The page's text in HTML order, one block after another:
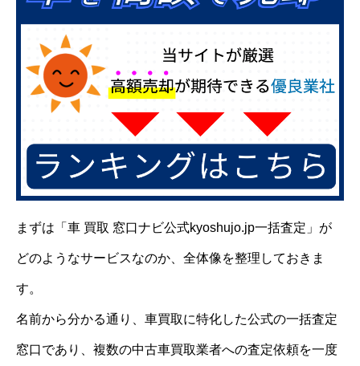
まずは「車 買取 窓口ナビ公式kyoshujo.jp一括査定」が
どのようなサービスなのか、全体像を整理しておきま
す。
名前から分かる通り、車買取に特化した公式の一括査定
窓口であり、複数の中古車買取業者への査定依頼を一度